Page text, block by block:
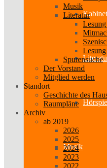
Musik
Musik
Literatur
Spurensuche
Der Vorstand
Mitglied werden
Standort
Geschichte des
Raumpläne
Archiv
ab 2019
2026
2025
2024
2023
2022